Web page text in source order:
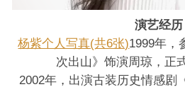
演艺经历
杨紫个人写真(共6张)1999年，
次出山》饰演周琼，正
2002年，出演古装历史情感剧